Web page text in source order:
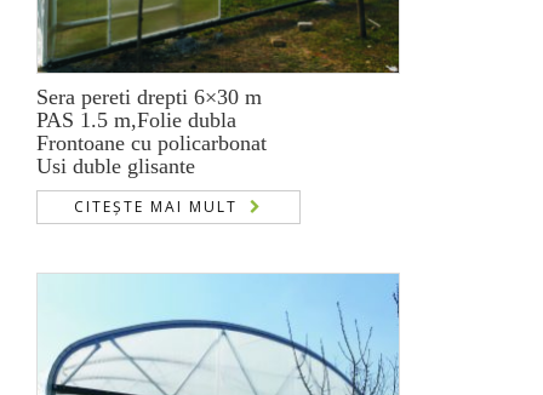
Sera pereti drepti 6×30 m
PAS 1.5 m,Folie dubla
Frontoane cu policarbonat
Usi duble glisante
CITEȘTE MAI MULT